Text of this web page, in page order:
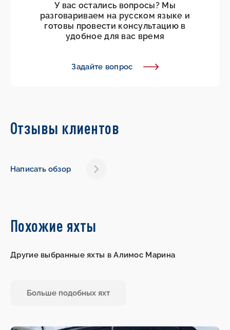
У вас остались вопросы? Мы
разговариваем на русском языке и
готовы провести консультацию в
удобное для вас время
Задайте вопрос
Отзывы клиентов
Написать обзор
Похожие яхты
Другие выбранные яхты в Алимос Марина
Больше подобных яхт